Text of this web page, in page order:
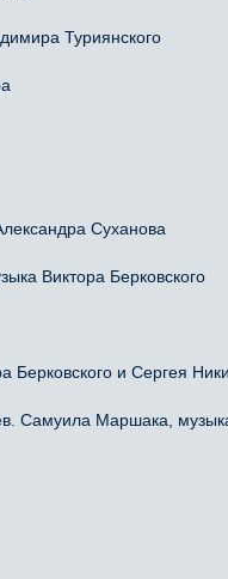
Туриянского
Суханова
Виктора Берковского
и Сергея
Маршака, музыка